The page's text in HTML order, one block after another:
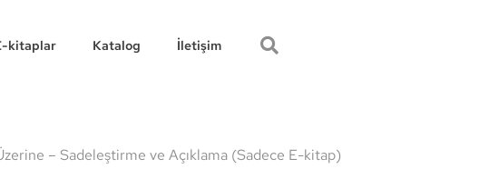
kitaplar Katalog İletişim
– Sadeleştirme ve Açıklama (Sadece E-kitap)